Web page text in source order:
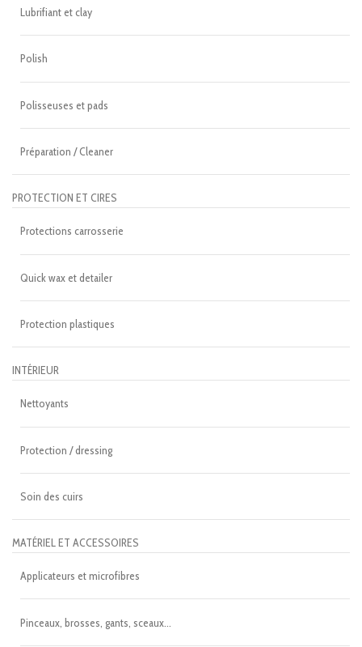
Lubrifiant et clay
Polish
Polisseuses et pads
Préparation / Cleaner
PROTECTION ET CIRES
Protections carrosserie
Quick wax et detailer
Protection plastiques
INTÉRIEUR
Nettoyants
Protection / dressing
Soin des cuirs
MATÉRIEL ET ACCESSOIRES
Applicateurs et microfibres
Pinceaux, brosses, gants, sceaux...